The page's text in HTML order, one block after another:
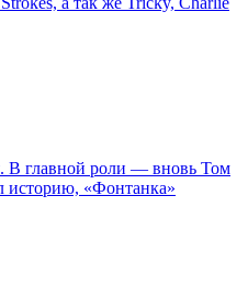
В главной роли — вновь Том
историю, «Фонтанка»